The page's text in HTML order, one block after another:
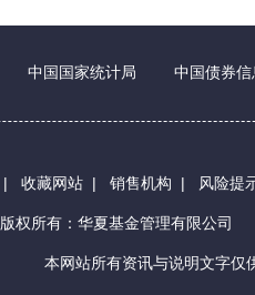
中国国家统计局 中国债券信
| 收藏网站 | 销售机构 | 风险提
版权所有：华夏基金管理有限公司
本网站所有资讯与说明文字仅